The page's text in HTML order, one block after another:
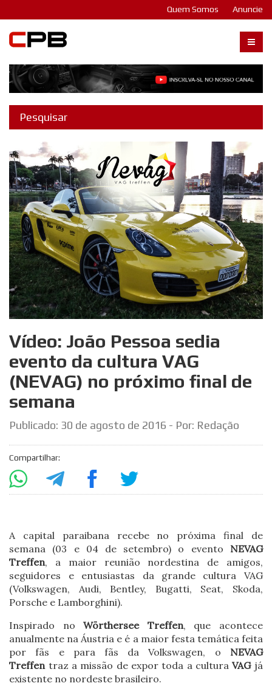
Quem Somos Anuncie
Vídeo: João Pessoa sedia
evento da cultura VAG
(NEVAG) no próximo final de
semana
Publicado: 30 de agosto de 2016 - Por: Redação
Compartilhar:
A capital paraibana recebe no próxima final de
semana (03 e 04 de setembro) o evento NEVAG
Treffen, a maior reunião nordestina de amigos,
seguidores e entusiastas da grande cultura VAG
(Volkswagen, Audi, Bentley, Bugatti, Seat, Skoda,
Porsche e Lamborghini).
Inspirado noWörthersee Treffen, que acontece
anualmente na Áustria e é a maior festa temática feita
por fãs e para fãs da Volkswagen, o NEVAG
Treffentraz a missão de expor toda a culturaVAGjá
existente no nordeste brasileiro.